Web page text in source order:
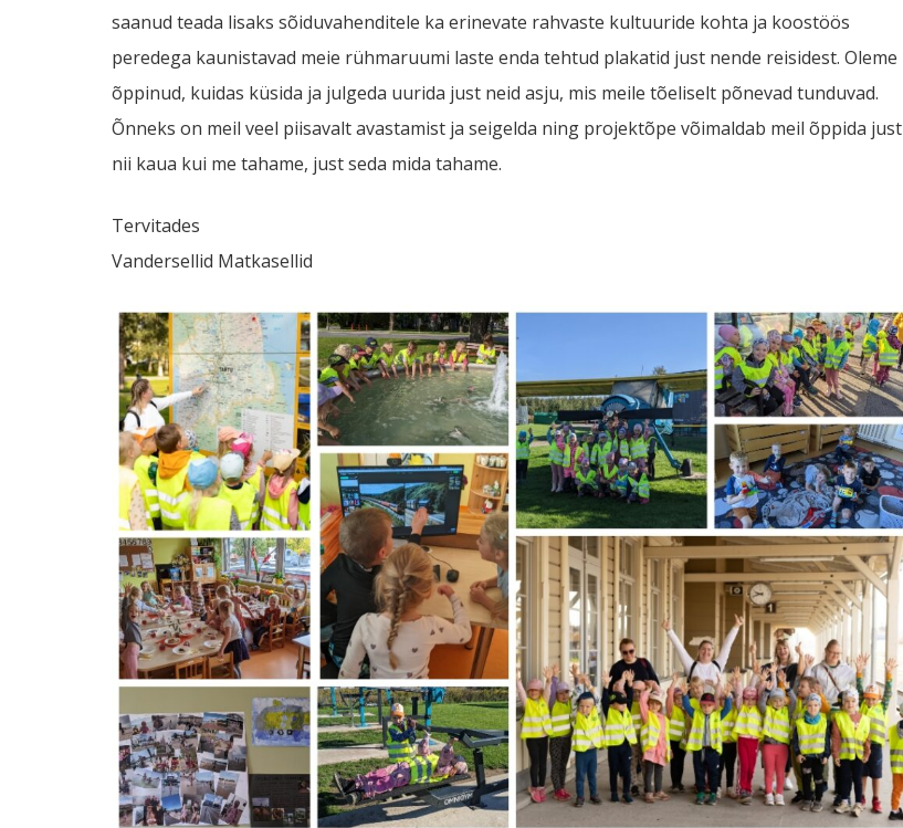
saanud teada lisaks sõiduvahenditele ka erinevate rahvaste kultuuride kohta ja koostöös
peredega kaunistavad meie rühmaruumi laste enda tehtud plakatid just nende reisidest. Oleme
õppinud, kuidas küsida ja julgeda uurida just neid asju, mis meile tõeliselt põnevad tunduvad.
Õnneks on meil veel piisavalt avastamist ja seigelda ning projektõpe võimaldab meil õppida just
nii kaua kui me tahame, just seda mida tahame.
Tervitades
Vandersellid Matkasellid